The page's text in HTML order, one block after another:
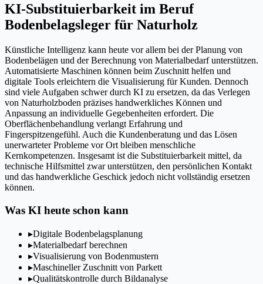
KI-Substituierbarkeit im Beruf
Bodenbelagsleger für Naturholz
Künstliche Intelligenz kann heute vor allem bei der Planung von
Bodenbelägen und der Berechnung von Materialbedarf unterstützen.
Automatisierte Maschinen können beim Zuschnitt helfen und
digitale Tools erleichtern die Visualisierung für Kunden. Dennoch
sind viele Aufgaben schwer durch KI zu ersetzen, da das Verlegen
von Naturholzboden präzises handwerkliches Können und
Anpassung an individuelle Gegebenheiten erfordert. Die
Oberflächenbehandlung verlangt Erfahrung und
Fingerspitzengefühl. Auch die Kundenberatung und das Lösen
unerwarteter Probleme vor Ort bleiben menschliche
Kernkompetenzen. Insgesamt ist die Substituierbarkeit mittel, da
technische Hilfsmittel zwar unterstützen, den persönlichen Kontakt
und das handwerkliche Geschick jedoch nicht vollständig ersetzen
können.
Was KI heute schon kann
▸Digitale Bodenbelagsplanung
▸Materialbedarf berechnen
▸Visualisierung von Bodenmustern
▸Maschineller Zuschnitt von Parkett
▸Qualitätskontrolle durch Bildanalyse